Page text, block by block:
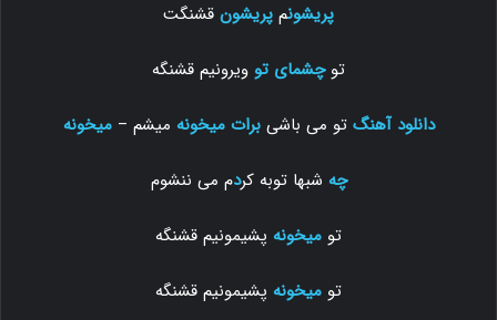
پریشونم پریشون قشنگت
توچشمای تو ویرونیم قشنگه
دانلود آهنگ تو می باشیبرات میخونه میشم –میخونه
چه شبها توبه کردم می ننشوم
تو میخونه پشیمونیم قشنگه
تو میخونه پشیمونیم قشنگه